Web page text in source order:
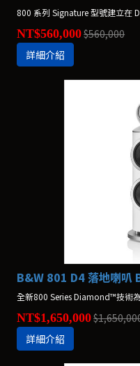
NT$560,000$560,000
詳細介紹
B&W 801 D4 落地喇
NT$1,650,000
詳細介紹